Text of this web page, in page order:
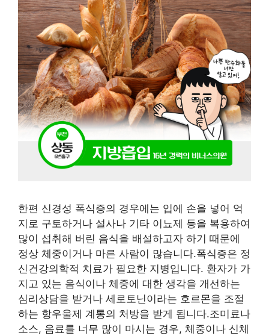
한편 신경성 폭식증의 경우에는 입에 손을 넣어 억
지로 구토하거나 설사나 기타 이뇨제 등을 복용하여
많이 섭취해 버린 음식을 배설하고자 하기 때문에
정상 체중이거나 마른 사람이 많습니다.폭식증은 정
신건강의학적 치료가 필요한 지병입니다. 환자가 가
지고 있는 음식이나 체중에 대한 생각을 개선하는
심리상담을 받거나 세로토닌이라는 호르몬을 조절
하는 항우울제 계통의 처방을 받게 됩니다.조미료나
소스, 음료를 너무 많이 마시는 경우, 체중이나 신체